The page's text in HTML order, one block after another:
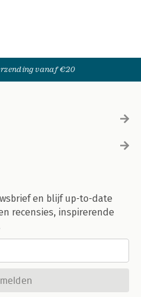
vanaf €20
en blijf up-to-date
recensies, inspirerende